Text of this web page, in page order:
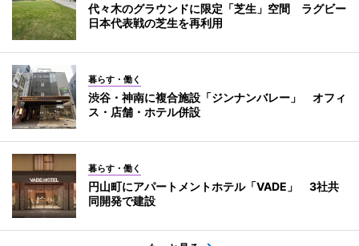
代々木のグラウンドに限定「芝生」空間 ラグビー
日本代表戦の芝生を再利用
暮らす・働く
渋谷・神南に複合施設「ジンナンバレー」 オフィ
ス・店舗・ホテル併設
暮らす・働く
円山町にアパートメントホテル「VADE」 3社共
同開発で建設